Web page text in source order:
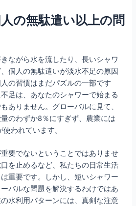
の無駄遣い以上の問
ながら水を流したり、長いシャワ
個人の無駄遣いが淡水不足の原因
の習慣はまだパズルの一部です
足は、あなたのシャワーで始まる
ありません。グローバルに見て、
のわずか8％にすぎず、農業には
われています。
要でないということではありませ
を止めるなど、私たちの日常生活
重要です。しかし、短いシャワー
バルな問題を解決するわけではあ
水利用パターンには、真剣な注意